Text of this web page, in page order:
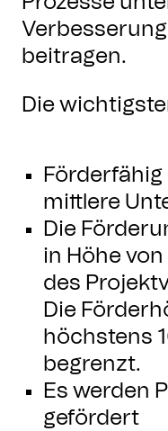
beitragen.
Die
mittlere
Die
in Höhe
des
Die
höchstens
begrenzt.
Es werden
gefördert